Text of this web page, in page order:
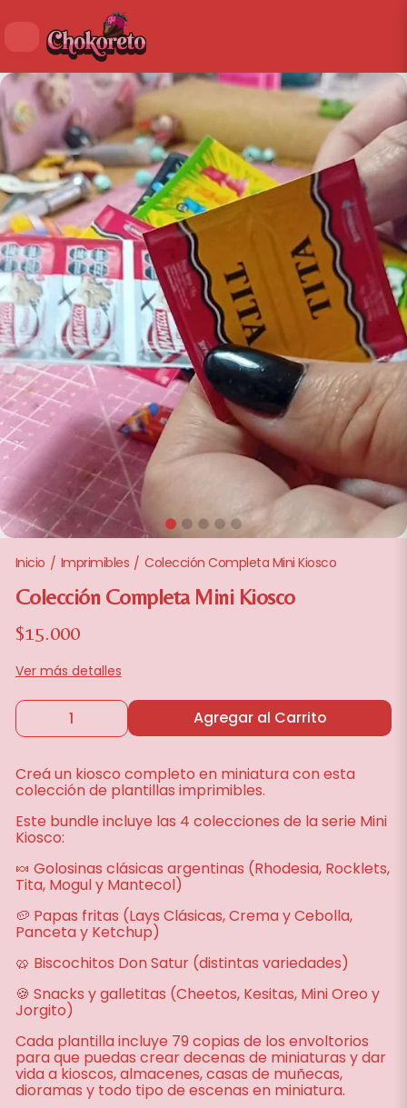
Inicio / Imprimibles / Colección Completa Mini Kiosco
Colección Completa Mini Kiosco
$15.000
Ver más detalles
Agregar al Carrito
Creá un kiosco completo en miniatura con esta
colección de plantillas imprimibles.
Este bundle incluye las 4 colecciones de la serie Mini
Kiosco:
🍬 Golosinas clásicas argentinas (Rhodesia, Rocklets,
Tita, Mogul y Mantecol)
🥔 Papas fritas (Lays Clásicas, Crema y Cebolla,
Panceta y Ketchup)
🥨 Biscochitos Don Satur (distintas variedades)
🍪 Snacks y galletitas (Cheetos, Kesitas, Mini Oreo y
Jorgito)
Cada plantilla incluye 79 copias de los envoltorios
para que puedas crear decenas de miniaturas y dar
vida a kioscos, almacenes, casas de muñecas,
dioramas y todo tipo de escenas en miniatura.